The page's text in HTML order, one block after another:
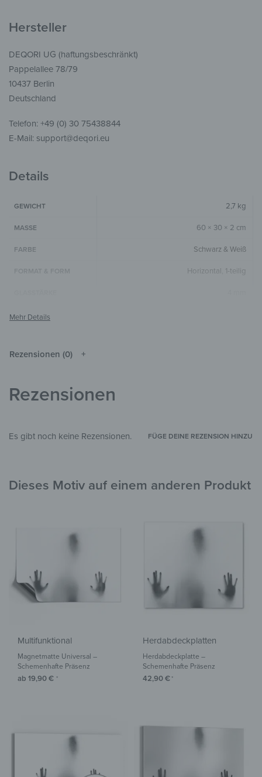
Hersteller
DEQORI UG (haftungsbeschränkt)
Pappelallee 78/79
10437 Berlin
Deutschland
Telefon: +49 (0) 30 75438844
E-Mail: support@deqori.eu
Details
GEWICHT 2,7 kg
MASSE 60 × 30 × 2 cm
FARBE Schwarz & Weiß
Horizontal 1-teilig
HINWEIS
MATERIALIEN
ZIMMER
Rezensionen (0)
Rezensionen
Es gibt noch keine Rezensionen. FÜGE DEINE REZENSION HINZU
Dieses Motiv auf einem anderen Produkt
Multifunktional
Magnetmatte Universal –
Schemenhafte Präsenz
ab 19,90€ *
Herdabdeckplatten
Herdabdeckplatte –
Schemenhafte Präsenz
42,90€ *